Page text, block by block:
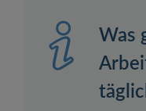
Was